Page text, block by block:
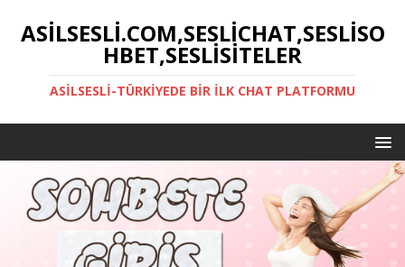
ASILSESLI.COM,SESLICHAT,SESLISO
HBET,SESLISITELER
ASILSESLI-TÜRKIYEDE BIR İLK CHAT PLATFORMU